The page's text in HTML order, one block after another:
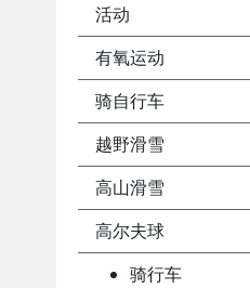
运动期间消耗的卡路里*
活动
有氧运动
骑自行车
越野滑雪
高山滑雪
高尔夫球
骑行车